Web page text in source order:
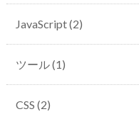
JavaScript(2)
ツール(1)
CSS (2)